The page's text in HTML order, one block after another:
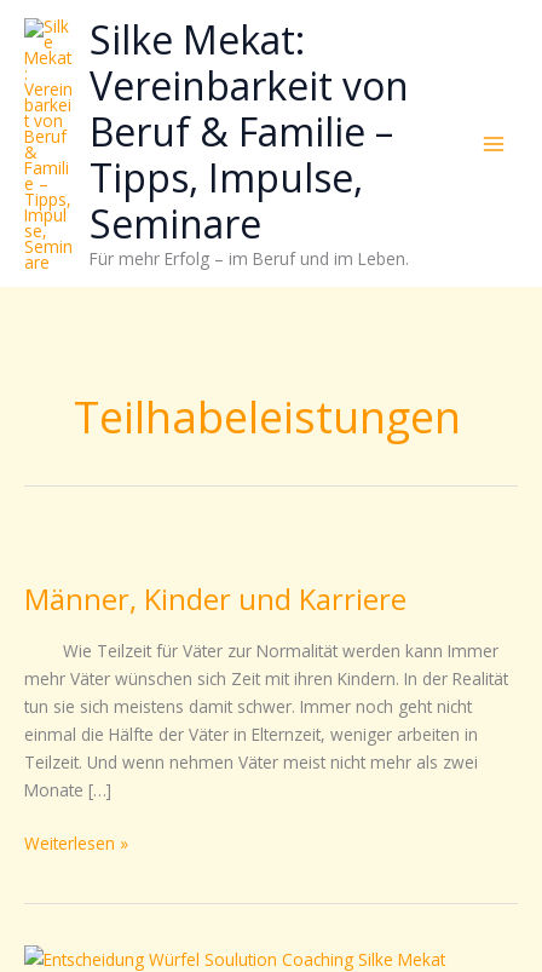
Zum
Inhalt
springen
Silke Mekat:
Vereinbarkeit von
Beruf & Familie –
Tipps, Impulse,
Seminare
Für mehr Erfolg – im Beruf und im Leben.
Teilhabeleistungen
Männer, Kinder und Karriere
Wie Teilzeit für Väter zur Normalität werden kann Immer
mehr Väter wünschen sich Zeit mit ihren Kindern. In der Realität
tun sie sich meistens damit schwer. Immer noch geht nicht
einmal die Hälfte der Väter in Elternzeit, weniger arbeiten in
Teilzeit. Und wenn nehmen Väter meist nicht mehr als zwei
Monate […]
und
Weiterlesen »
Sind
wie
sich
Stress
reduzieren
Energie
gezielter
einsetzen
lässt?
Einfach